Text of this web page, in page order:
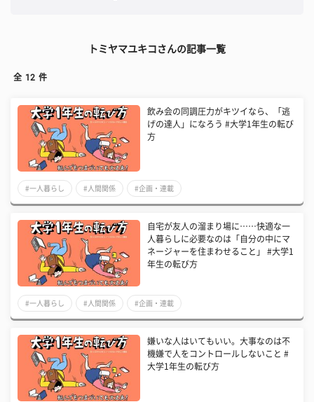
トミヤマユキコさんの記事一覧
全 12 件
飲み会の同調圧力がキツイなら、「逃
げの達人」になろう #大学1年生の転び
方
#一人暮らし #人間関係 #企画・連載
自宅が友人の溜まり場に……快適な一
人暮らしに必要なのは「自分の中にマ
ネージャーを住まわせること」 #大学1
年生の転び方
#一人暮らし #人間関係 #企画・連載
嫌いな人はいてもいい。大事なのは不
機嫌で人をコントロールしないこと #
大学1年生の転び方